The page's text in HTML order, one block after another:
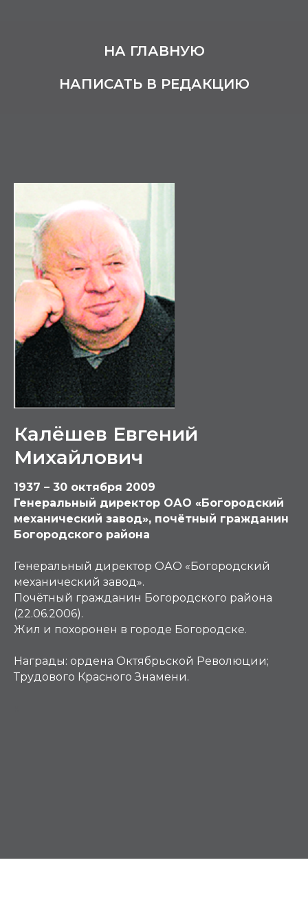
НА ГЛАВНУЮ
НАПИСАТЬ В РЕДАКЦИЮ
Калёшев Евгений
Михайлович
1937 – 30 октября 2009
Генеральный директор ОАО «Богородский
механический завод», почётный гражданин
Богородского района
Генеральный директор ОАО «Богородский
механический завод».
Почётный гражданин Богородского района
(22.06.2006).
Жил и похоронен в городе Богородске.
Награды: ордена Октябрьской Революции;
Трудового Красного Знамени.